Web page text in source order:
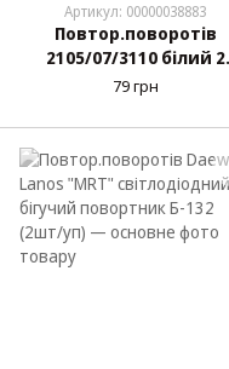
Артикул: 00000038883
Повтор.поворотів
2105/07/3110 білий 2
болта Україна "Освар"
79 грн